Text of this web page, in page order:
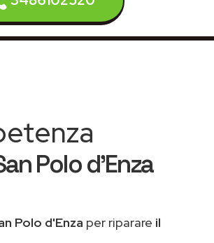
Polo d'Enza
Polo d'Enza per riparare il